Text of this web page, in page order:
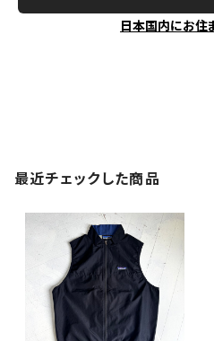
日本国内にお住
最近チェックした商品